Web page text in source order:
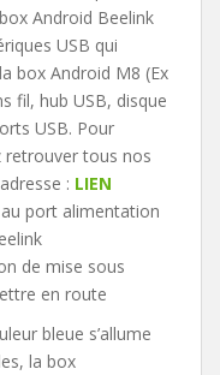
Android Beelink
USB qui
box Android M8 (Ex
fil, hub USB, disque
USB. Pour
retrouver tous nos
: LIEN
au port alimentation
de mise sous
en route
bleue s’allume
la box